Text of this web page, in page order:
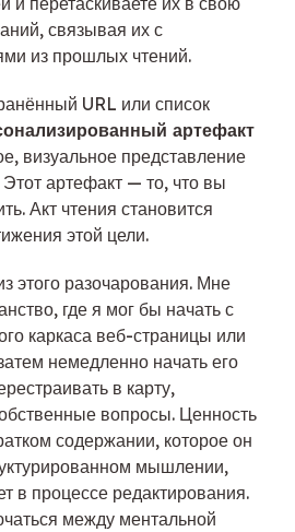
связывая их с
из прошлых чтений.
URL или список
артефакт
визуальное представление
артефакт — то, что вы
Акт чтения становится
этой цели.
этого разочарования. Мне
где я мог бы начать с
каркаса веб-страницы или
немедленно начать его
в карту,
вопросы. Ценность
содержании, которое он
мышлении,
в процессе редактирования.
между ментальной